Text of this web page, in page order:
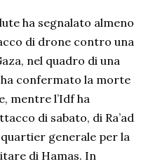
ha segnalato almeno
di drone contro una
nel quadro di una
confermato la morte
mentre l’Idf ha
di sabato, di Ra’ad
quartier generale per la
di Hamas. In